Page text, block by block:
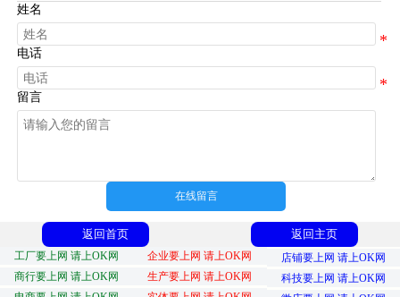
姓名
电话
留言
在线留言
返回首页 返回主页
工厂要上网 请上OK网 企业要上网 请上OK网
店铺要上网 请上OK网
商行要上网 请上OK网
生产要上网 请上OK网
科技要上网 请上OK网